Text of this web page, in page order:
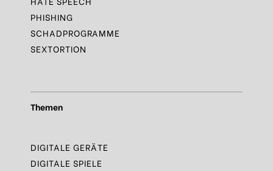
PHISHING
SCHADPROGRAMME
SEXTORTION
Themen
DIGITALE GERÄTE
DIGITALE SPIELE